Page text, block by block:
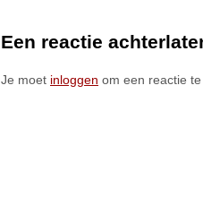
Een reactie
Je moet inloggen om een reactie